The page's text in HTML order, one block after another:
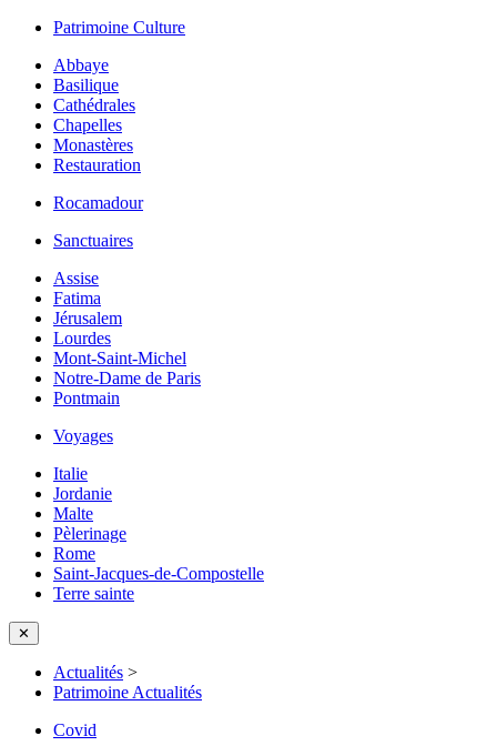
Patrimoine Culture
Abbaye
Basilique
Cathédrales
Chapelles
Monastères
Restauration
Rocamadour
Sanctuaires
Assise
Fatima
Jérusalem
Lourdes
Mont-Saint-Michel
Notre-Dame de Paris
Pontmain
Voyages
Italie
Jordanie
Malte
Pèlerinage
Rome
Saint-Jacques-de-Compostelle
Terre sainte
✕
Actualités >
Patrimoine Actualités
Covid